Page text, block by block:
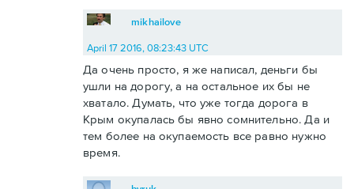
mikhailove
April 17 2016, 08:23:43 UTC
Да очень просто, я же написал, деньги бы
ушли на дорогу, а на остальное их бы не
хватало. Думать, что уже тогда дорога в
Крым окупалась бы явно сомнительно. Да и
тем более на окупаемость все равно нужно
время.